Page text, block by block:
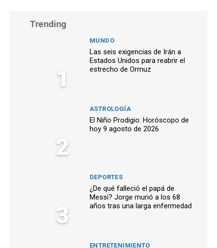
Trending
1
MUNDO
Las seis exigencias de Irán a
Estados Unidos para reabrir el
estrecho de Ormuz
2
ASTROLOGÍA
El Niño Prodigio: Horóscopo de
hoy 9 agosto de 2026
3
DEPORTES
¿De qué falleció el papá de
Messi? Jorge murió a los 68
años tras una larga enfermedad
ENTRETENIMIENTO